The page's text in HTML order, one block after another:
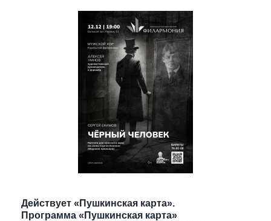
Действует «Пушкинская карта».
Программа «Пушкинская карта»